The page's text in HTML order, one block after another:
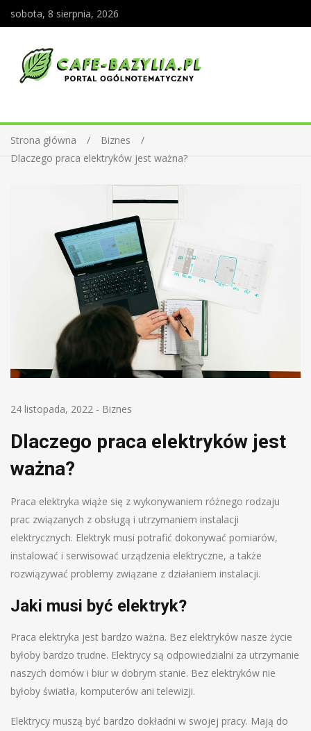
sobota, 8 sierpnia, 2026
Strona główna
Biznes
Dlaczego praca elektryków jest ważna?
24 listopada, 2022 - Biznes
Dlaczego praca elektryków jest
ważna?
Praca elektryka wiąże się z wykonywaniem różnego rodzaju
prac związanych z obsługą i utrzymaniem instalacji
elektrycznych. Elektryk musi potrafić dokonywać pomiarów,
instalować i serwisować urządzenia elektryczne, a także
rozwiązywać problemy związane z działaniem instalacji.
Jaki musi być elektryk?
Praca elektryka jest bardzo ważna. Bez elektryków nasze życie
byłoby bardzo trudne. Elektrycy są odpowiedzialni za utrzymanie
naszych domów i biur w dobrym stanie. Bez elektryków nie
byłoby światła, komputerów ani telewizji.
Elektrycy muszą być bardzo dokładni w swojej pracy. Mają do